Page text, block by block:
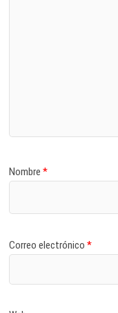
Nombre*
Correo electrónico*